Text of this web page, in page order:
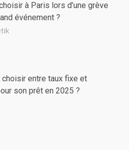
à Paris lors d’une grève
événement ?
choisir entre taux fixe et
son prêt en 2025 ?